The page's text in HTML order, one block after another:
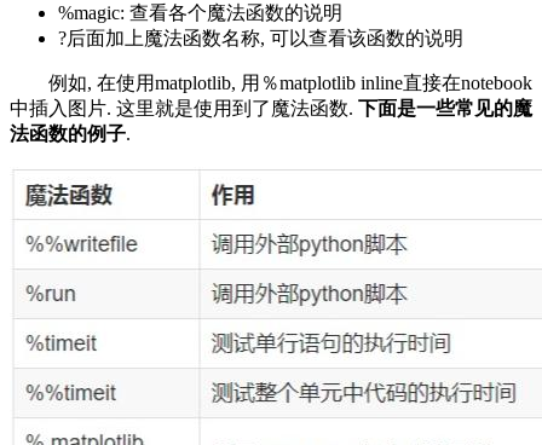
%magic: 查看各个魔法函数的说明
?后面加上魔法函数名称, 可以查看该函数的说明
例如, 在使用matplotlib, 用％matplotlib inline直接在notebook
中插入图片. 这里就是使用到了魔法函数. 下面是一些常见的魔
法函数的例子.